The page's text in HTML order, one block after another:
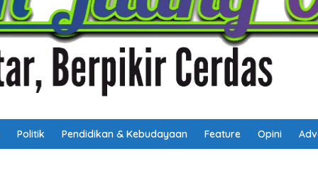
Politik Pendidikan & Kebudayaan Feature Opini